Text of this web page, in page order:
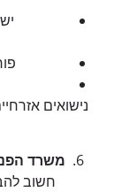
נישואים
משרד הפנים
חשוב